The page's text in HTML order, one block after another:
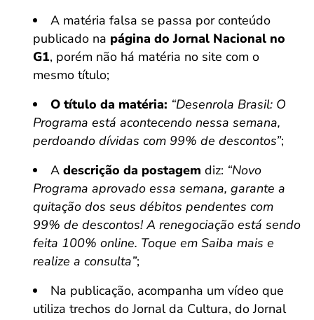
A matéria falsa se passa por conteúdo
publicado na página do Jornal Nacional no
G1, porém não há matéria no site com o
mesmo título;
O título da matéria: “Desenrola Brasil: O
Programa está acontecendo nessa semana,
perdoando dívidas com 99% de descontos”;
A descrição da postagem diz: “Novo
Programa aprovado essa semana, garante a
quitação dos seus débitos pendentes com
99% de descontos! A renegociação está sendo
feita 100% online. Toque em Saiba mais e
realize a consulta”;
Na publicação, acompanha um vídeo que
utiliza trechos do Jornal da Cultura, do Jornal